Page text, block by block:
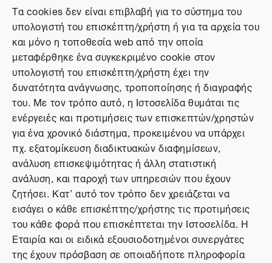
Τα cookies δεν είναι επιβλαβή για το σύστημα του
υπολογιστή του επισκέπτη/χρήστη ή για τα αρχεία του
και μόνο η τοποθεσία web από την οποία
μεταφέρθηκε ένα συγκεκριμένο cookie στον
υπολογιστή του επισκέπτη/χρήστη έχει την
δυνατότητα ανάγνωσης, τροποποίησης ή διαγραφής
του. Με τον τρόπο αυτό, η Ιστοσελίδα θυμάται τις
ενέργειές και προτιμήσεις των επισκεπτών/χρηστών
για ένα χρονικό διάστημα, προκειμένου να υπάρχει
πχ. εξατομίκευση διαδικτυακών διαφημίσεων,
ανάλυση επισκεψιμότητας ή άλλη στατιστική
ανάλυση, και παροχή των υπηρεσιών που έχουν
ζητήσει. Κατ’ αυτό τον τρόπο δεν χρειάζεται να
εισάγει ο κάθε επισκέπτης/χρήστης τις προτιμήσεις
του κάθε φορά που επισκέπτεται την Ιστοσελίδα. Η
Εταιρία και οι ειδικά εξουσιοδοτημένοι συνεργάτες
της έχουν πρόσβαση σε οποιαδήποτε πληροφορία